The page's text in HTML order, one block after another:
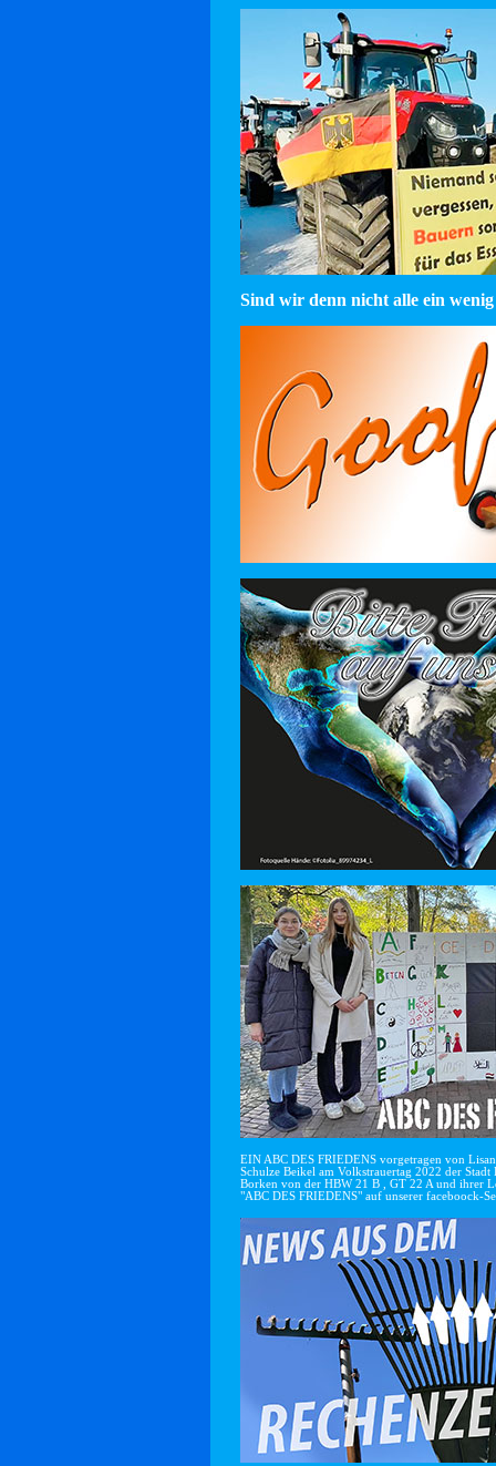
Sind wir denn nicht alle ein wenig
EIN ABC DES FRIEDENS vorgetragen von
Schulze Beikel am Volkstrauertag 2022 der
Borken von der HBW 21 B , GT 22 A und ihrer
"ABC DES FRIEDENS" auf unserer faceboock-